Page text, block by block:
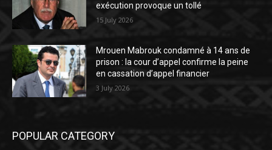
exécution provoque un tollé
15 July 2026
Mrouen Mabrouk condamné à 14 ans de
prison : la cour d’appel confirme la peine
en cassation d’appel financier
3 July 2026
POPULAR CATEGORY